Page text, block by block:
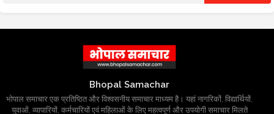
Bhopal Samachar
भोपाल समाचार एक प्रतिष्ठित और विश्वसनीय समाचार माध्यम है। यहां नागरिकों, विद्यार्थियों,
युवाओं, व्यापारियों, कर्मचारियों एवं महिलाओं के लिए महत्वपूर्ण और उपयोगी समाचार मिलते